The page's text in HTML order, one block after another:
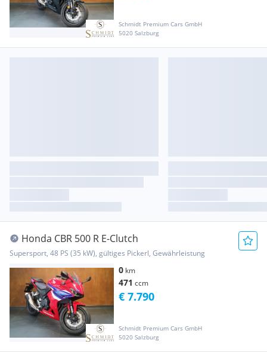
Schmidt Premium Cars GmbH
5020 Salzburg
Honda CBR 500 R E-Clutch
Supersport, 48 PS (35 kW), gültiges Pickerl, Gewährleistung
0 km
471 ccm
Schmidt Premium Cars GmbH
5020 Salzburg
€ 7.790